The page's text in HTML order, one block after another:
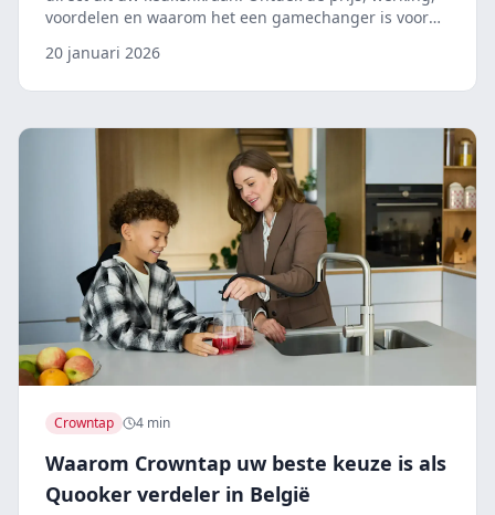
voordelen en waarom het een gamechanger is voor
20 januari 2026
Crowntap 4 min
Waarom Crowntap uw beste keuze is als
Quooker verdeler in België